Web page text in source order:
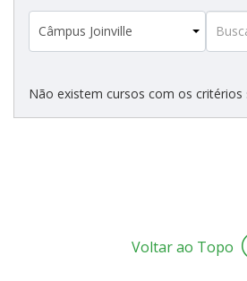
Não existem cursos com os critérios
Voltar ao Topo